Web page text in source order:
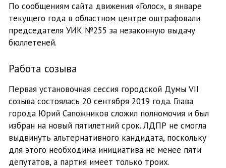
По сообщениям сайта движения «Голос», в январе
текущего года в областном центре оштрафовали
председателя УИК №255 за незаконную выдачу
бюллетеней.
Работа созыва
Первая установочная сессия городской Думы VII
созыва состоялась 20 сентября 2019 года. Глава
города Юрий Сапожников сложил полномочия и был
избран на новый пятилетний срок. ЛДПР не смогла
выдвинуть альтернативного кандидата, поскольку
для этого необходима инициатива не менее пяти
депутатов, а партия имеет только троих.